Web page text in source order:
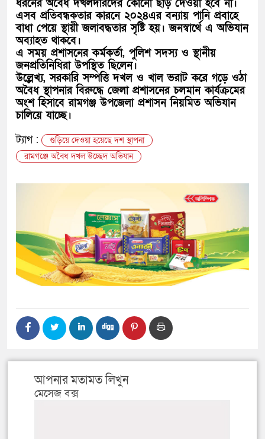
ধরনের অবৈধ দখলদারদের কোনো ছাড় দেওয়া হবে না।
এসব প্রতিবন্ধকতার কারনে ২০২৪এর বন্যায় পানি প্রবাহে
বাধা পেয়ে স্থায়ী জলাবদ্ধতার সৃষ্টি হয়। জনস্বার্থে এ অভিযান
অব্যাহত থাকবে।
এ সময় প্রশাসনের কর্মকর্তা, পুলিশ সদস্য ও স্থানীয়
জনপ্রতিনিধিরা উপস্থিত ছিলেন।
উল্লেখ্য, সরকারি সম্পত্তি দখল ও খাল ভরাট করে গড়ে ওঠা
অবৈধ স্থাপনার বিরুদ্ধে জেলা প্রশাসনের চলমান কার্যক্রমের
অংশ হিসাবে রামগঞ্জ উপজেলা প্রশাসন নিয়মিত অভিযান
চালিয়ে যাচ্ছে।
ট্যাগ :
গুড়িয়ে দেওয়া হয়েছে দশ স্থাপনা
রামগঞ্জে অবৈধ দখল উচ্ছেদ অভিযান
আপনার মতামত লিখুন
মেসেজ বক্স